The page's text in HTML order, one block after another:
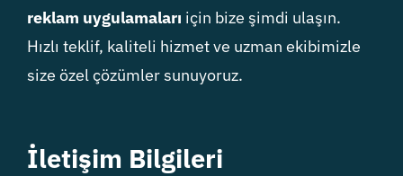
reklam uygulamaları için bize şimdi ulaşın.
Hızlı teklif, kaliteli hizmet ve uzman ekibimizle
size özel çözümler sunuyoruz.
İletişim Bilgileri